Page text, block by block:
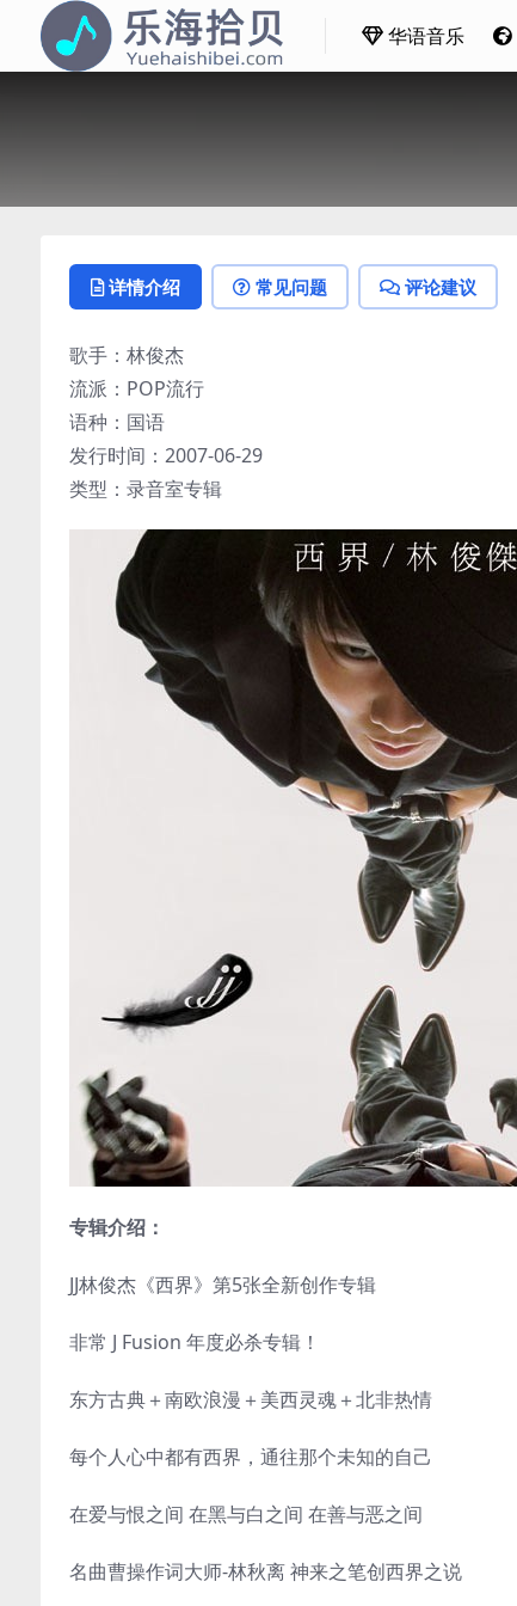
华语音乐
详情介绍 常见问题 评论建议
歌手：林俊杰
流派：POP流行
语种：国语
发行时间：2007-06-29
类型：录音室专辑
专辑介绍：
JJ林俊杰《西界》第5张全新创作专辑
非常 J Fusion 年度必杀专辑！
东方古典＋南欧浪漫＋美西灵魂＋北非热情
每个人心中都有西界，通往那个未知的自己
在爱与恨之间 在黑与白之间 在善与恶之间
名曲曹操作词大师-林秋离 神来之笔创西界之说